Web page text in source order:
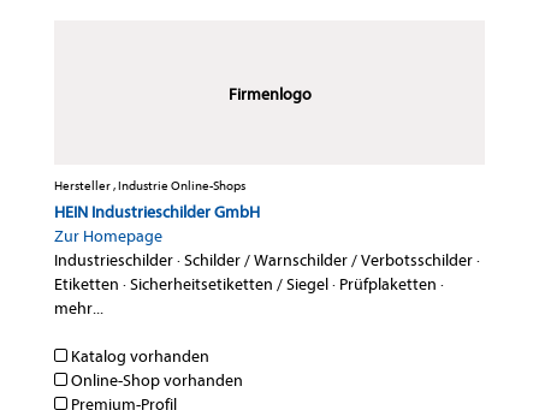
Firmenlogo
Hersteller , Industrie Online-Shops
HEIN Industrieschilder GmbH
Zur Homepage
Industrieschilder·Schilder / Warnschilder / Verbotsschilder·
Etiketten ·Sicherheitsetiketten / Siegel· Prüfplaketten ·
mehr...
Katalog vorhanden
Online-Shop vorhanden
Premium-Profil